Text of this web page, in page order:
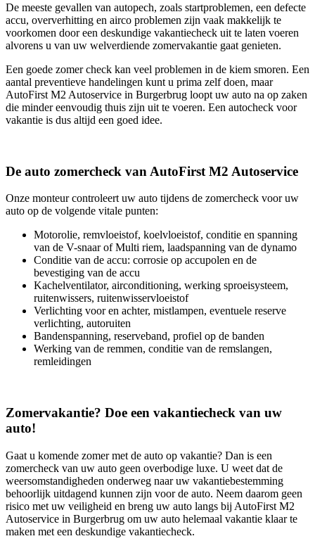
De meeste gevallen van autopech, zoals startproblemen, een defecte
accu, oververhitting en airco problemen zijn vaak makkelijk te
voorkomen door een deskundige vakantiecheck uit te laten voeren
alvorens u van uw welverdiende zomervakantie gaat genieten.
Een goede zomer check kan veel problemen in de kiem smoren. Een
aantal preventieve handelingen kunt u prima zelf doen, maar
AutoFirst M2 Autoservice in Burgerbrug loopt uw auto na op zaken
die minder eenvoudig thuis zijn uit te voeren. Een autocheck voor
vakantie is dus altijd een goed idee.
De auto zomercheck van AutoFirst M2 Autoservice
Onze monteur controleert uw auto tijdens de zomercheck voor uw
auto op de volgende vitale punten:
Motorolie, remvloeistof, koelvloeistof, conditie en spanning
van de V-snaar of Multi riem, laadspanning van de dynamo
Conditie van de accu: corrosie op accupolen en de
bevestiging van de accu
Kachelventilator, airconditioning, werking sproeisysteem,
ruitenwissers, ruitenwisservloeistof
Verlichting voor en achter, mistlampen, eventuele reserve
verlichting, autoruiten
Bandenspanning, reserveband, profiel op de banden
Werking van de remmen, conditie van de remslangen,
remleidingen
Zomervakantie? Doe een vakantiecheck van uw
auto!
Gaat u komende zomer met de auto op vakantie? Dan is een
zomercheck van uw auto geen overbodige luxe. U weet dat de
weersomstandigheden onderweg naar uw vakantiebestemming
behoorlijk uitdagend kunnen zijn voor de auto. Neem daarom geen
risico met uw veiligheid en breng uw auto langs bij AutoFirst M2
Autoservice in Burgerbrug om uw auto helemaal vakantie klaar te
maken met een deskundige vakantiecheck.